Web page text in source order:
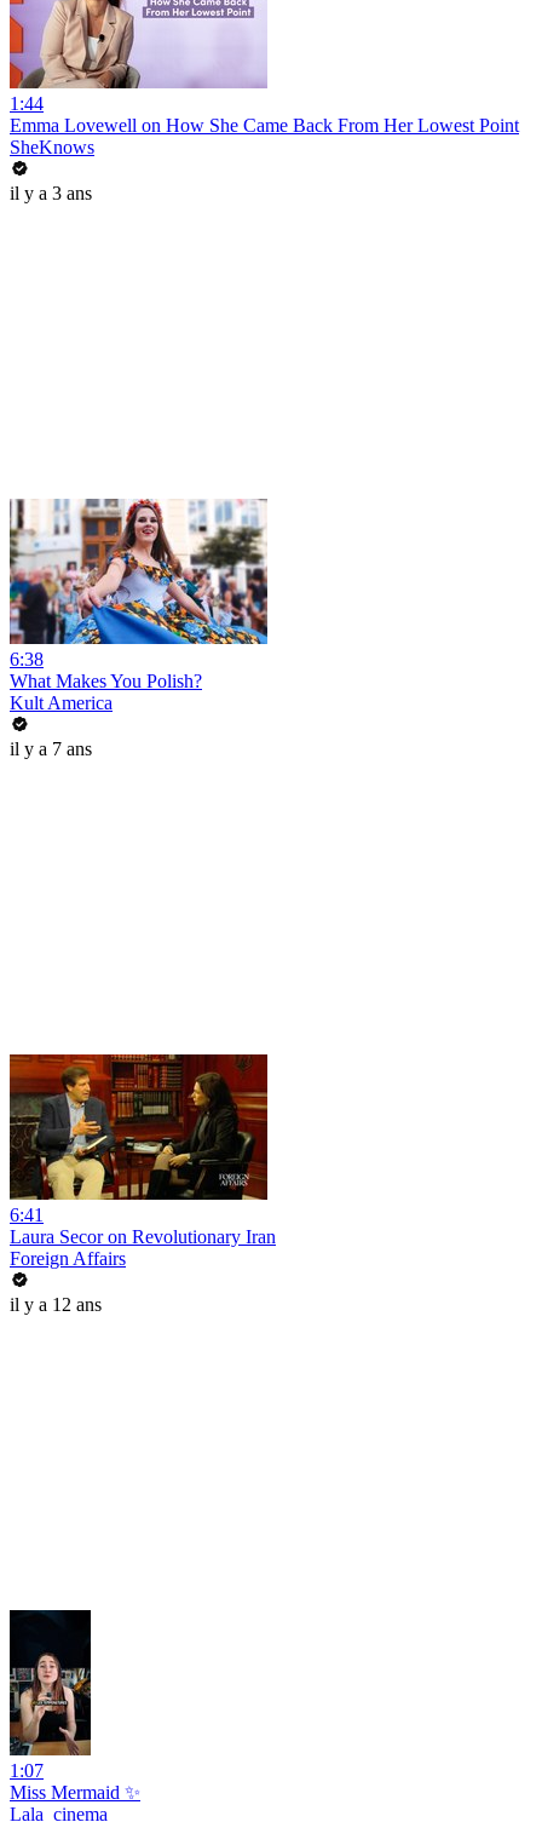
1:44
Emma Lovewell on How She Came Back From Her Lowest Point
SheKnows
il y a 3 ans
6:38
What Makes You Polish?
Kult America
il y a 7 ans
6:41
Laura Secor on Revolutionary Iran
Foreign Affairs
il y a 12 ans
1:07
Miss Mermaid ✨
Lala_cinema